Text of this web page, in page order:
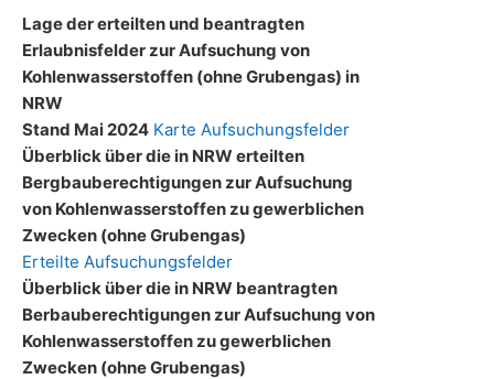
Lage der erteilten und beantragten
Erlaubnisfelder zur Aufsuchung von
Kohlenwasserstoffen (ohne Grubengas) in
NRW
Stand Mai 2024 Karte Aufsuchungsfelder
Überblick über die in NRW erteilten
Bergbauberechtigungen zur Aufsuchung
von Kohlenwasserstoffen zu gewerblichen
Zwecken (ohne Grubengas)
Erteilte Aufsuchungsfelder
Überblick über die in NRW beantragten
Berbauberechtigungen zur Aufsuchung von
Kohlenwasserstoffen zu gewerblichen
Zwecken (ohne Grubengas)